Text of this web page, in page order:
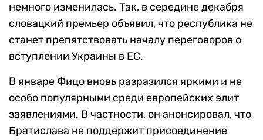
немного изменилась. Так, в середине декабря
словацкий премьер объявил, что республика не
станет препятствовать началу переговоров о
вступлении Украины в ЕС.
В январе Фицо вновь разразился яркими и не
особо популярными среди европейских элит
заявлениями. В частности, он анонсировал, что
Братислава не поддержит присоединение